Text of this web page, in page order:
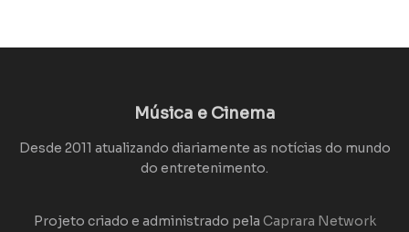
Música e Cinema
Desde 2011 atualizando diariamente as notícias do mundo
do entretenimento.
Projeto criado e administrado pela Caprara Network